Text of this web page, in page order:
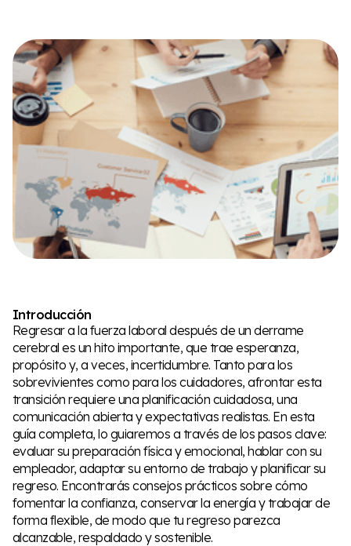
Introducción
Regresar a la fuerza laboral después de un derrame
cerebral es un hito importante, que trae esperanza,
propósito y, a veces, incertidumbre. Tanto para los
sobrevivientes como para los cuidadores, afrontar esta
transición requiere una planificación cuidadosa, una
comunicación abierta y expectativas realistas. En esta
guía completa, lo guiaremos a través de los pasos clave:
evaluar su preparación física y emocional, hablar con su
empleador, adaptar su entorno de trabajo y planificar su
regreso. Encontrarás consejos prácticos sobre cómo
fomentar la confianza, conservar la energía y trabajar de
forma flexible, de modo que tu regreso parezca
alcanzable, respaldado y sostenible.